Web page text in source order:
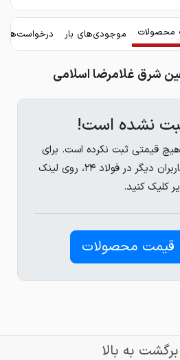
محصولات موجودی‌های بار
شرق غلامرضا اسلامی
نشده است!
قیمتی ثبت نکرده است. برای
مشاهده قیمت های کاربران دیگر در فولاد ۲۴، روی لینک
کلیک کنید.
قیمت محصولات
برگشت به بالا